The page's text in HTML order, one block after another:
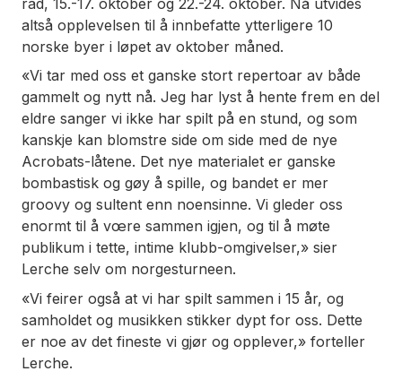
altså opplevelsen til å innbefatte ytterligere 10
norske byer i løpet av oktober måned.
«Vi tar med oss et ganske stort repertoar av både
gammelt og nytt nå. Jeg har lyst å hente frem en del
eldre sanger vi ikke har spilt på en stund, og som
kanskje kan blomstre side om side med de nye
Acrobats-låtene. Det nye materialet er ganske
bombastisk og gøy å spille, og bandet er mer
groovy og sultent enn noensinne. Vi gleder oss
enormt til å vœre sammen igjen, og til å møte
publikum i tette, intime klubb-omgivelser,» sier
Lerche selv om norgesturneen.
«Vi feirer også at vi har spilt sammen i 15 år, og
samholdet og musikken stikker dypt for oss. Dette
er noe av det fineste vi gjør og opplever,» forteller
Lerche.